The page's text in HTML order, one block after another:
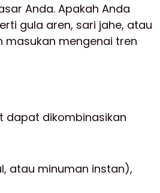
Anda. Apakah Anda
gula aren, sari jahe, atau
masukan mengenai tren
dapat dikombinasikan
atau minuman instan),